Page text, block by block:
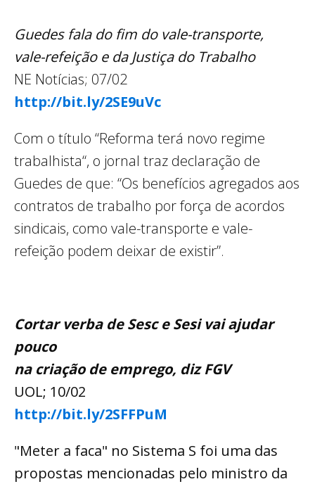
Guedes fala do fim do vale-transporte,
vale-refeição e da Justiça do Trabalho
NE Notícias; 07/02
http://bit.ly/2SE9uVc
Com o título “Reforma terá novo regime
trabalhista“, o jornal traz declaração de
Guedes de que: “Os benefícios agregados aos
contratos de trabalho por força de acordos
sindicais, como vale-transporte e vale-
refeição podem deixar de existir”.
Cortar verba de Sesc e Sesi vai ajudar
pouco
na criação de emprego, diz FGV
UOL; 10/02
http://bit.ly/2SFFPuM
"Meter a faca" no Sistema S foi uma das
propostas mencionadas pelo ministro da